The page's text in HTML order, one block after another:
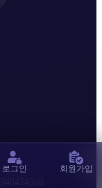
로그인 회원가입